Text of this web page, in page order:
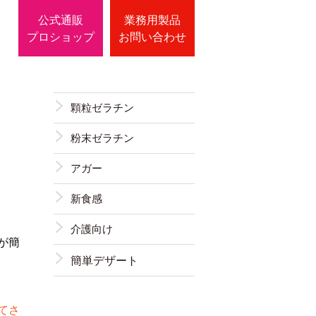
顆粒ゼラチン
粉末ゼラチン
アガー
新食感
介護向け
簡単デザート
簡
さ
公式通販
プロショップ
業務用製品
お問い合わせ